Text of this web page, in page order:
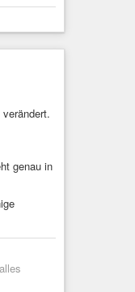
vous
genau in